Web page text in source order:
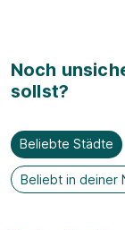
Noch
sollst?
Beliebte Städte
Beliebt in deiner